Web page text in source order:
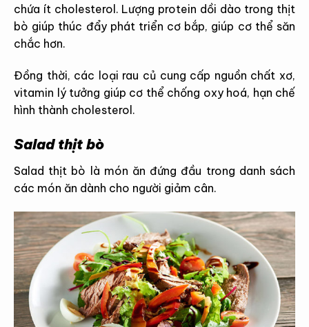
chứa ít cholesterol. Lượng protein dồi dào trong thịt
bò giúp thúc đẩy phát triển cơ bắp, giúp cơ thể săn
chắc hơn.
Đồng thời, các loại rau củ cung cấp nguồn chất xơ,
vitamin lý tưởng giúp cơ thể chống oxy hoá, hạn chế
hình thành cholesterol.
Salad thịt bò
Salad thịt bò là món ăn đứng đầu trong danh sách
các món ăn dành cho người giảm cân.